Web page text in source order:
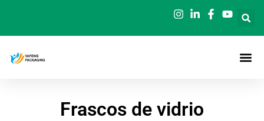
contenido
Frascos de vidrio